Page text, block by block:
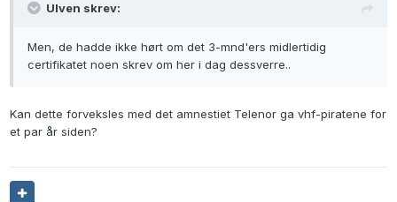
Ulven skrev:
Men, de hadde ikke hørt om det 3-mnd'ers midlertidig
certifikatet noen skrev om her i dag dessverre..
Kan dette forveksles med det amnestiet Telenor ga vhf-piratene for
et par år siden?